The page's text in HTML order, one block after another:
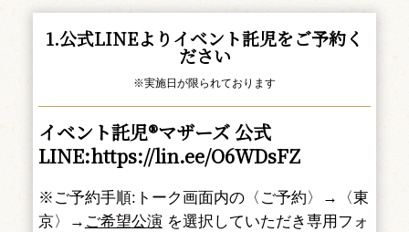
1.公式LINEよりイベント託児をご予約く
ださい
※実施日が限られております
イベント託児®マザーズ 公式
LINE:https://lin.ee/O6WDsFZ
※ご予約手順:トーク画面内の〈ご予約〉→〈東
京〉→ ご希望公演を選択していただき専用フォ